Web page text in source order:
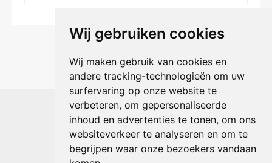
Wij gebruiken cookies
Wij maken gebruik van cookies en
andere tracking-technologieën om uw
surfervaring op onze website te
verbeteren, om gepersonaliseerde
inhoud en advertenties te tonen, om ons
websiteverkeer te analyseren en om te
begrijpen waar onze bezoekers vandaan
Shophouse online
Max Planckstraat 4
6716 BE Ede, Nederland
Telefoon:+31(0)318 618 121
E-mail: info@shophouse.nl